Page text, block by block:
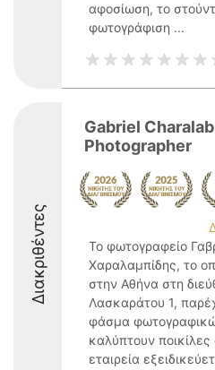
αφοσίωση, το
φωτογράφιση ...
Διακριθέντες
Gabriel
Photographer
Το φωτογραφείο
Χαραλαμπίδης, το
στην Αθήνα στη
Λασκαράτου 1,
φάσμα
καλύπτουν
εταιρεία